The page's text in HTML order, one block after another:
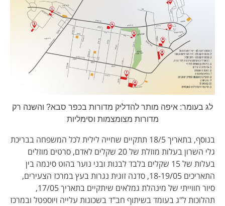
לג בעומר: איפה מותר להדליק מדורות בכפר סבא? והשנה רק
מדורות מצומצמות וסימליות
בנוסף, בתאריך 18/5 תתקיים שחייה לילית לכל המשפחה בבריכת
גלי השרון בעלות מוזלת של 20 שקלים לאדם, סרטים מוזלים
בעלות של 15 שקלים בלבד לבנות ובני נוער בהוט סינמה בין
התאריכים 18-19/05, סדנה זוגית נגרות בעץ במרכז הצעירים,
סיור חווייתי של מינהלת גמלאים שיתקיים בתאריך 17/05,
תהלוכות ל"ג בעומד בשיתוף חב"ד בשכונות עלייה ויוספטל ובמרכז